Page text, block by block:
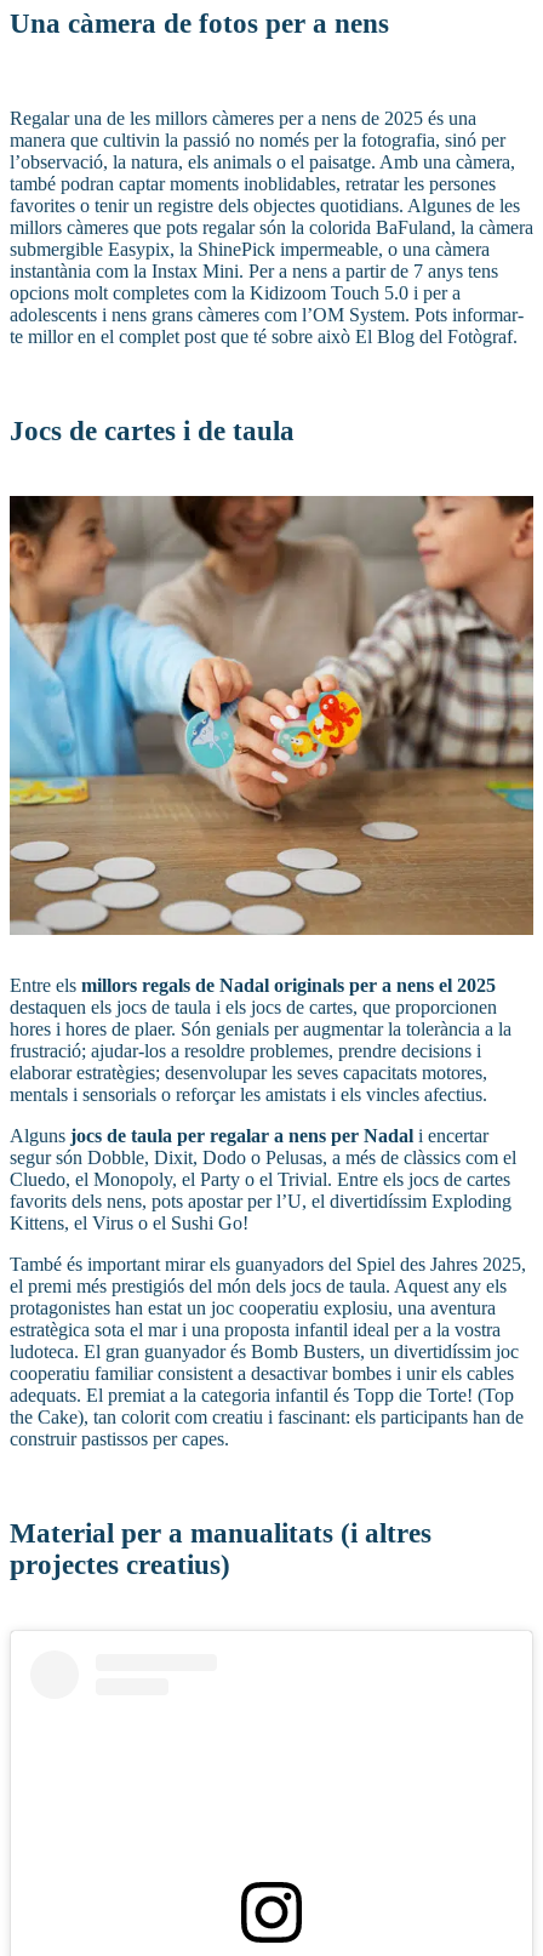
Una càmera de fotos per a nens
Regalar una de les millors càmeres per a nens de 2025 és una
manera que cultivin la passió no només per la fotografia, sinó per
l’observació, la natura, els animals o el paisatge. Amb una càmera,
també podran captar moments inoblidables, retratar les persones
favorites o tenir un registre dels objectes quotidians. Algunes de les
millors càmeres que pots regalar són la colorida BaFuland, la càmera
submergible Easypix, la ShinePick impermeable, o una càmera
instantània com la Instax Mini. Per a nens a partir de 7 anys tens
opcions molt completes com la Kidizoom Touch 5.0 i per a
adolescents i nens grans càmeres com l’OM System. Pots informar-
te millor en el complet post que té sobre això El Blog del Fotògraf.
Jocs de cartes i de taula
Entre els millors regals de Nadal originals per a nens el 2025
destaquen els jocs de taula i els jocs de cartes, que proporcionen
hores i hores de plaer. Són genials per augmentar la tolerància a la
frustració; ajudar-los a resoldre problemes, prendre decisions i
elaborar estratègies; desenvolupar les seves capacitats motores,
mentals i sensorials o reforçar les amistats i els vincles afectius.
Alguns jocs de taula per regalar a nens per Nadal i encertar
segur són Dobble, Dixit, Dodo o Pelusas, a més de clàssics com el
Cluedo, el Monopoly, el Party o el Trivial. Entre els jocs de cartes
favorits dels nens, pots apostar per l’U, el divertidíssim Exploding
Kittens, el Virus o el Sushi Go!
També és important mirar els guanyadors del Spiel des Jahres 2025,
el premi més prestigiós del món dels jocs de taula. Aquest any els
protagonistes han estat un joc cooperatiu explosiu, una aventura
estratègica sota el mar i una proposta infantil ideal per a la vostra
ludoteca. El gran guanyador és Bomb Busters, un divertidíssim joc
cooperatiu familiar consistent a desactivar bombes i unir els cables
adequats. El premiat a la categoria infantil és Topp die Torte! (Top
the Cake), tan colorit com creatiu i fascinant: els participants han de
construir pastissos per capes.
Material per a manualitats (i altres
projectes creatius)